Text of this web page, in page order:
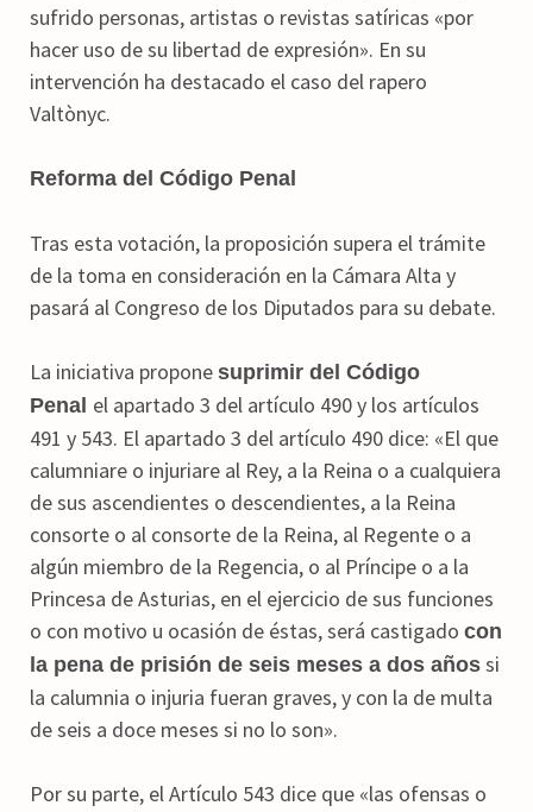
sufrido personas, artistas o revistas satíricas «por
hacer uso de su libertad de expresión». En su
intervención ha destacado el caso del rapero
Valtònyc.
Reforma del Código Penal
Tras esta votación, la proposición supera el trámite
de la toma en consideración en la Cámara Alta y
pasará al Congreso de los Diputados para su debate.
La iniciativa propone suprimir del Código
Penal el apartado 3 del artículo 490 y los artículos
491 y 543. El apartado 3 del artículo 490 dice: «El que
calumniare o injuriare al Rey, a la Reina o a cualquiera
de sus ascendientes o descendientes, a la Reina
consorte o al consorte de la Reina, al Regente o a
algún miembro de la Regencia, o al Príncipe o a la
Princesa de Asturias, en el ejercicio de sus funciones
o con motivo u ocasión de éstas, será castigado con
la pena de prisión de seis meses a dos años si
la calumnia o injuria fueran graves, y con la de multa
de seis a doce meses si no lo son».
Por su parte, el Artículo 543 dice que «las ofensas o